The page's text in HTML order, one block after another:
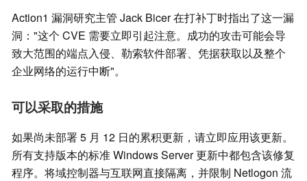
Action1 漏洞研究主管 Jack Bicer 在打补丁时指出了这一漏
洞："这个 CVE 需要立即引起注意。成功的攻击可能会导
致大范围的端点入侵、勒索软件部署、凭据获取以及整个
企业网络的运行中断"。
可以采取的措施
如果尚未部署 5 月 12 日的累积更新，请立即应用该更新。
所有支持版本的标准 Windows Server 更新中都包含该修复
程序。将域控制器与互联网直接隔离，并限制 Netlogon 流